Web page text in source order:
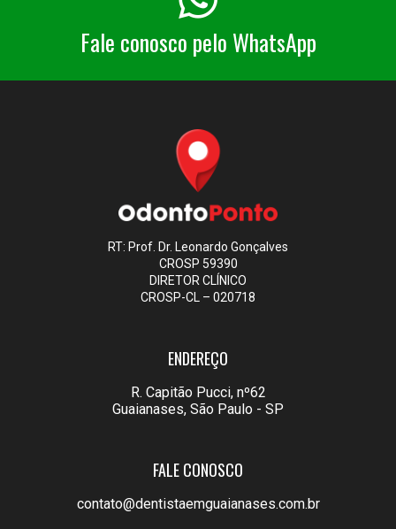
Fale conosco pelo WhatsApp
RT: Prof. Dr. Leonardo Gonçalves
CROSP 59390
DIRETOR CLÍNICO
CROSP-CL – 020718
ENDEREÇO
R. Capitão Pucci, nº62
Guaianases, São Paulo - SP
FALE CONOSCO
contato@dentistaemguaianases.com.br